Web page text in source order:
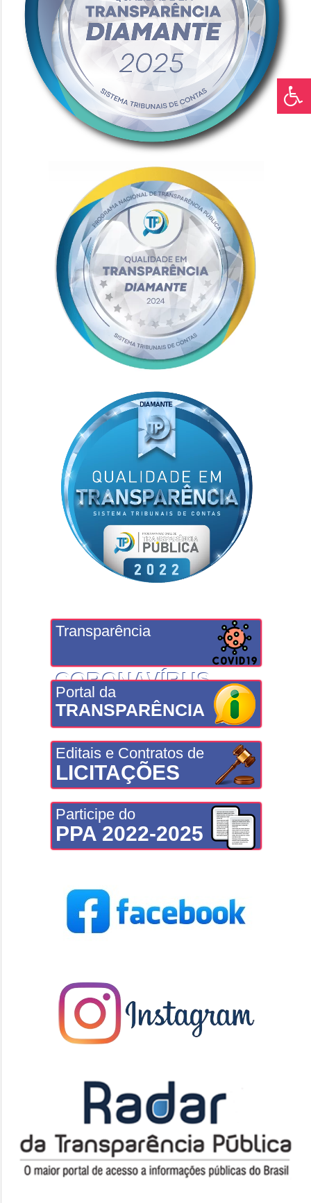
Transparência
CORONAVÍRUS
Portal da
TRANSPARÊNCIA
Editais e Contratos de
LICITAÇÕES
Participe do
PPA 2022-2025